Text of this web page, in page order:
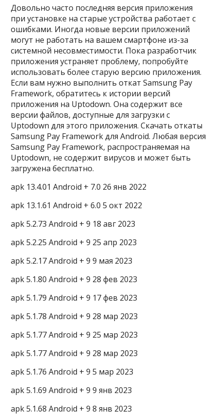
Довольно часто последняя версия приложения
при установке на старые устройства работает с
ошибками. Иногда новые версии приложений
могут не работать на вашем смартфоне из-за
системной несовместимости. Пока разработчик
приложения устраняет проблему, попробуйте
использовать более старую версию приложения.
Если вам нужно выполнить откат Samsung Pay
Framework, обратитесь к истории версий
приложения на Uptodown. Она содержит все
версии файлов, доступные для загрузки с
Uptodown для этого приложения. Скачать откаты
Samsung Pay Framework для Android. Любая версия
Samsung Pay Framework, распространяемая на
Uptodown, не содержит вирусов и может быть
загружена бесплатно.
apk 13.4.01 Android + 7.0 26 янв 2022
apk 13.1.61 Android + 6.0 5 окт 2022
apk 5.2.73 Android + 9 18 авг 2023
apk 5.2.25 Android + 9 25 апр 2023
apk 5.2.17 Android + 9 9 мая 2023
apk 5.1.80 Android + 9 28 фев 2023
apk 5.1.79 Android + 9 17 фев 2023
apk 5.1.78 Android + 9 28 мар 2023
apk 5.1.77 Android + 9 25 мар 2023
apk 5.1.77 Android + 9 28 мар 2023
apk 5.1.76 Android + 9 5 мар 2023
apk 5.1.69 Android + 9 9 янв 2023
apk 5.1.68 Android + 9 8 янв 2023